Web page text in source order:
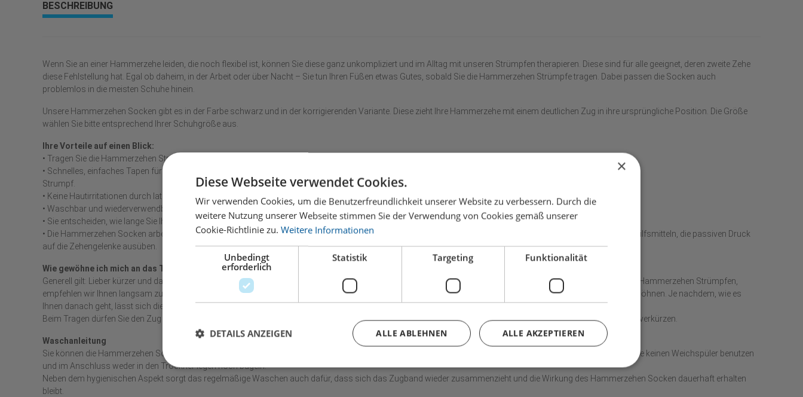
BESCHREIBUNG
Wenn Sie an einer Hammerzehe leiden, die noch flexibel ist, können Sie diese ganz unkompliziert und im Alltag mit unseren Strümpfen therapieren. Diese sind für alle geeignet, deren zweite Zehe
diese Fehlstellung hat. Egal ob daheim, in der Arbeit oder über Nacht – Sie tun Ihren Füßen etwas Gutes, sobald Sie die Hammerzehen Strümpfe tragen. Dabei passen die Socken auch
problemlos in die meisten Schuhe hinein.
Unsere Hammerzehen Socken gibt es in der Farbe schwarz und in der korrigierenden Variante. Diese zieht Ihre Hammerzehe mit einem deutlichen Zug in ihre ursprüngliche Position. Die Größe
wählen Sie bitte entsprechend Ihrer Schuhgröße aus.
Ihre Vorteile auf einen Blick:
• Tragen Sie die Hammerzehen Strümpfe, wenn es Ihnen passt. Egal ob tagsüber in Schuhen oder nachts im Bett.
• Schnelles, einfaches Tapen für jeden Tag durch das integrierte Tape im Hammerzehen
Strumpf.
• Keine Hautirritationen durch latexfreie, hautfreundliche Tapingbänder mit Biozertifikat.
• Waschbar und wiederverwendbar, daher hygienischer in der Anwendung, weil er anders als Tapes beispielsweise beim Duschen ausgezogen werden kann.
• Sie entscheiden, wie lange Sie Ihren Fuß therapieren möchten. Denn jede Minute Tragezeit ist auch Therapiezeit.
• Die Hammerzehen Socken arbeiten auf Zug und sorgen so auf eine aktive Art für eine wirksame Muskelveränderung. Das ist der Unterschied zu vielen anderen Hilfsmitteln, die passiven Druck
auf die Zehengelenke ausüben.
Wie gewöhne ich mich an das Tragen?
Generell gilt: Lieber kürzer und dafür täglich tragen, als einen Tag sehr lange und dafür eine Woche gar nicht mehr. Haben Sie noch keine Erfahrungen mit unseren Hammerzehen Strümpfen,
empfehlen wir Ihnen langsam zu starten. Es reichen bereits ein paar Minuten für den Anfang, denn die Muskulatur muss sich erst an die neue Beanspruchung gewöhnen. Je nachdem, wie es
Ihnen danach geht, lässt sich die Tragezeit allmählich steigern.
Beim Tragen dürfen Sie den Zug ruhig spüren, allerdings sollte es nicht unangenehm oder schmerzhaft sein. In diesem Fall sollten Sie die Tragezeit entsprechend verkürzen.
Waschanleitung
Sie können die Hammerzehen Socken problemlos bei 60 Grad in der Waschmaschine waschen. Wir empfehlen, die Socken dafür in ein Wäschenetz zu legen. Bitte keinen Weichspüler benutzen
und im Anschluss weder in den Trockner legen noch bügeln.
Neben dem hygienischen Aspekt sorgt das regelmäßige Waschen auch dafür, dass sich das Zugband wieder zusammenzieht und die Wirkung des Hammerzehen Socken dauerhaft erhalten
bleibt.
×
Diese Webseite verwendet Cookies.
Wir verwenden Cookies, um die Benutzerfreundlichkeit unserer Website zu verbessern. Durch die
weitere Nutzung unserer Webseite stimmen Sie der Verwendung von Cookies gemäß unserer
Cookie-Richtlinie zu. Weitere Informationen
Unbedingt
erforderlich
Statistik Targeting Funktionalität
ALLE AKZEPTIEREN
ALLE ABLEHNEN
DETAILS ANZEIGEN